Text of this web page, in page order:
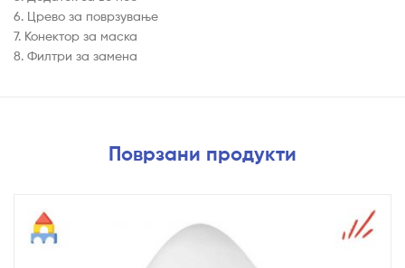
6. Црево за поврзување
7. Конектор за маска
8. Филтри за замена
Поврзани продукти